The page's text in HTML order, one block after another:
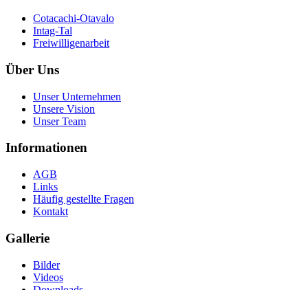
Cotacachi-Otavalo
Intag-Tal
Freiwilligenarbeit
Über Uns
Unser Unternehmen
Unsere Vision
Unser Team
Informationen
AGB
Links
Häufig gestellte Fragen
Kontakt
Gallerie
Bilder
Videos